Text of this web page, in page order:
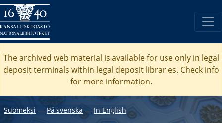
The archived web material is available for use only in legal
deposit terminals within legal deposit libraries. Check info
for more information.
Suomeksi ― På svenska― In English